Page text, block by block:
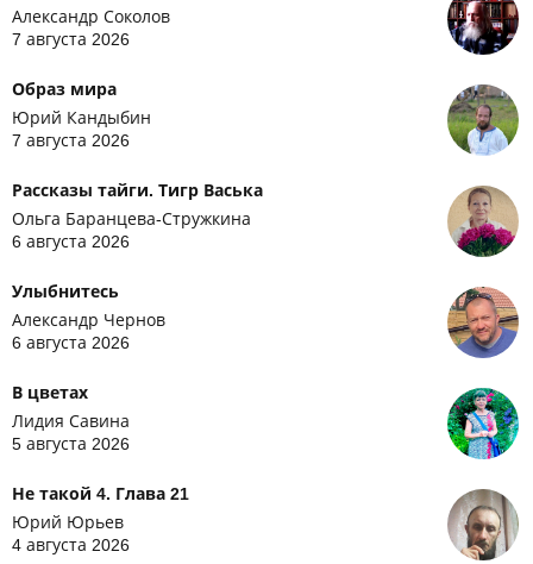
Александр Соколов
7 августа 2026
Образ мира
Юрий Кандыбин
7 августа 2026
Рассказы тайги. Тигр Васька
Ольга Баранцева-Стружкина
6 августа 2026
Улыбнитесь
Александр Чернов
6 августа 2026
В цветах
Лидия Савина
5 августа 2026
Не такой 4. Глава 21
Юрий Юрьев
4 августа 2026